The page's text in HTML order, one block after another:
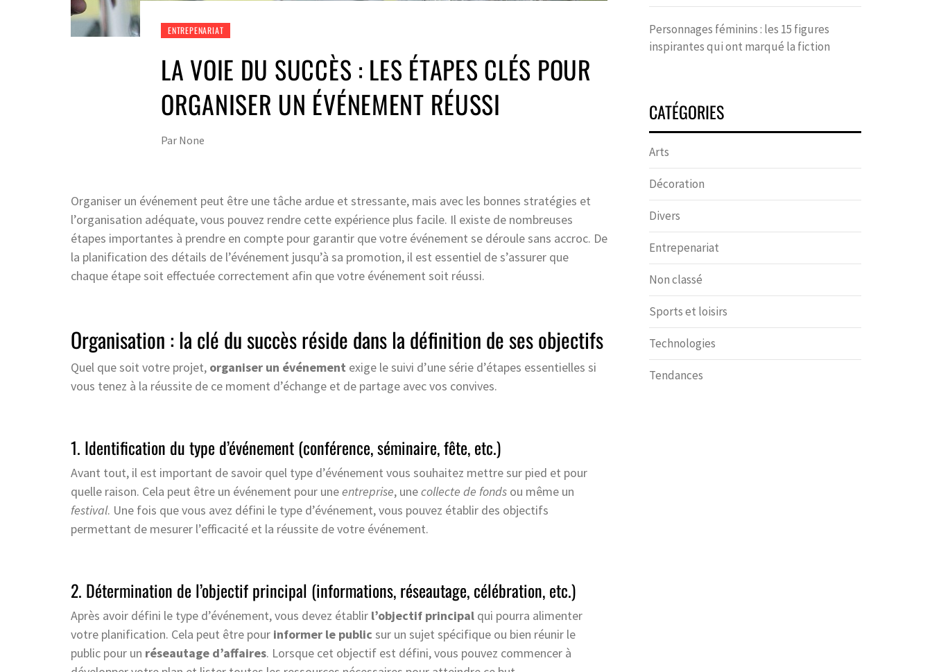
ENTREPENARIAT
LA VOIE DU SUCCÈS : LES ÉTAPES CLÉS POUR
ORGANISER UN ÉVÉNEMENT RÉUSSI
Par None
Organiser un événement peut être une tâche ardue et stressante, mais avec les bonnes stratégies et
l’organisation adéquate, vous pouvez rendre cette expérience plus facile. Il existe de nombreuses
étapes importantes à prendre en compte pour garantir que votre événement se déroule sans accroc. De
la planification des détails de l’événement jusqu’à sa promotion, il est essentiel de s’assurer que
chaque étape soit effectuée correctement afin que votre événement soit réussi.
Organisation : la clé du succès réside dans la définition de ses objectifs
Quel que soit votre projet, organiser un événement exige le suivi d’une série d’étapes essentielles si
vous tenez à la réussite de ce moment d’échange et de partage avec vos convives.
1. Identification du type d’événement (conférence, séminaire, fête, etc.)
Avant tout, il est important de savoir quel type d’événement vous souhaitez mettre sur pied et pour
quelle raison. Cela peut être un événement pour uneentreprise, unecollecte de fonds ou même un
festival. Une fois que vous avez défini le type d’événement, vous pouvez établir des objectifs
permettant de mesurer l’efficacité et la réussite de votre événement.
2. Détermination de l’objectif principal (informations, réseautage, célébration, etc.)
Après avoir défini le type d’événement, vous devez établir l’objectif principal qui pourra alimenter
votre planification. Cela peut être pour informer le public sur un sujet spécifique ou bien réunir le
public pour un réseautage d’affaires. Lorsque cet objectif est défini, vous pouvez commencer à
Personnages féminins : les 15 figures
inspirantes qui ont marqué la fiction
CATÉGORIES
Arts
Décoration
Divers
Entrepenariat
Non classé
Sports et loisirs
Technologies
Tendances